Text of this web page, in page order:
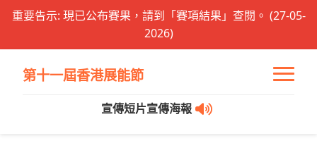
重要告示: 現已公布賽果，請到「賽項結果」查閱。 (27-05-
2026)
宣傳短片宣傳海報
第十一屆香港展能節